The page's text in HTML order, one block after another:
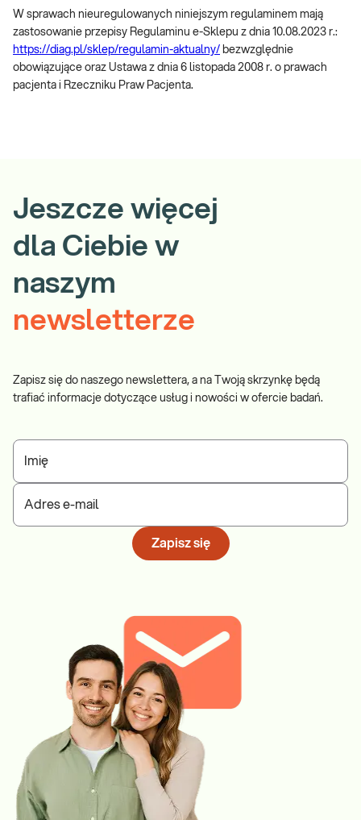
W sprawach nieuregulowanych niniejszym regulaminem mają
zastosowanie przepisy Regulaminu e-Sklepu z dnia 10.08.2023 r.:
https://diag.pl/sklep/regulamin-aktualny/ bezwzględnie
obowiązujące oraz Ustawa z dnia 6 listopada 2008 r. o prawach
pacjenta i Rzeczniku Praw Pacjenta.
Jeszcze więcej
dla Ciebie w
naszym
newsletterze
Zapisz się do naszego newslettera, a na Twoją skrzynkę będą
trafiać informacje dotyczące usług i nowości w ofercie badań.
Imię
Adres e-mail
Zapisz się